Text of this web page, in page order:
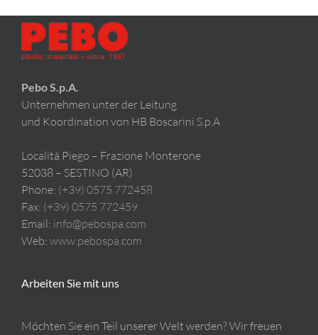
Pebo S.p.A.
Unternehmen unter der Leitung
und Koordination von HB Boscarini S.p.A
Località Piego – Frazione Monterone
52038 – SESTINO (AR)
Phone: (+39) 0575 772458
Fax: (+39) 0575 772459
Email: info@pebospa.com
Web: www.pebospa.com
Arbeiten Sie mit uns
Möchten Sie ein Teil unserer Welt werden? Wir freuen